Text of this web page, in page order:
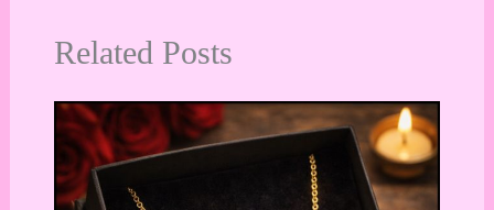
Related Posts